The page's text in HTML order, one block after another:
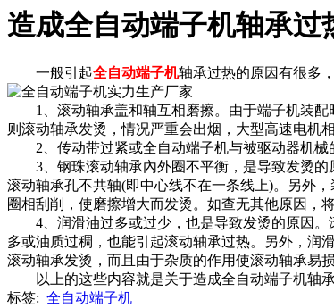
造成全自动端子机轴承过
一般引起全自动端子机轴承过热的原因有很多
1、滚动轴承盖和轴互相磨擦。由于端子机装配
则滚动轴承发烫，情况严重会出烟，大型高速电机
2、传动带过紧或全自动端子机与被驱动器机械
3、钢珠滚动轴承內外圈不平衡，是导致发烫的
滚动轴承孔不共轴(即中心线不在一条线上)。另外
圈相刮削，使磨擦增大而发烫。如查无其他原因，
4、润滑油过多或过少，也是导致发烫的原因。
多或油质过稠，也能引起滚动轴承过热。另外，润
滚动轴承发烫，而且由于杂质的作用使滚动轴承易损
以上的这些内容就是关于造成全自动端子机轴承
标签: 全自动端子机